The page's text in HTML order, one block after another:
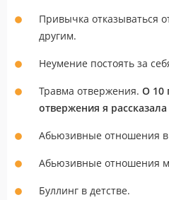
Привычка отказываться
другим.
Неумение постоять за
Травма отвержения. О 10
отвержения я рассказала
Абьюзивные отношения в
Абьюзивные отношения
Буллинг в детстве.